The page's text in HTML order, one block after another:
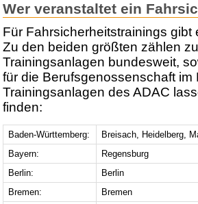
Wer veranstaltet ein
Für Fahrsicherheitstrainings
Zu den beiden größten zählen
Trainingsanlagen bundesweit,
für die Berufsgenossenschaft
Trainingsanlagen des ADAC
finden:
Baden-Württemberg:
Breisach, Heidelberg,
Bayern:
Regensburg
Berlin:
Berlin
Bremen:
Bremen